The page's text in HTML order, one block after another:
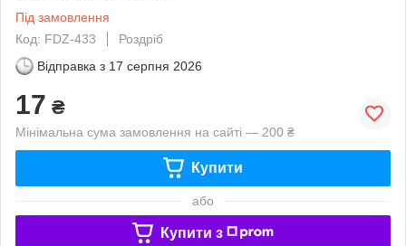
Під замовлення
Код: FDZ-433
Роздріб
Відправка з 17 серпня 2026
17 ₴
Мінімальна сума замовлення на сайті — 200 ₴
Купити
або
Купити з